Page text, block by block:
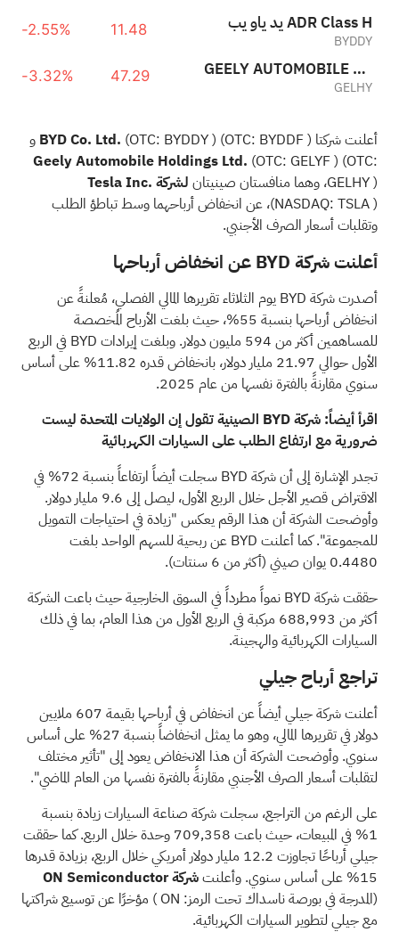
بي واي دي ADR Class H
BYDDY
11.48
-2.55%
GEELY AUTOMOBILE HOLDINGS LIMITED SPON ADS EACH REP 20 ORD
GELHY
47.29
-3.32%
أعلنت شركتا BYD Co. Ltd. (OTC: BYDDY) (OTC: BYDDF) و
Geely Automobile Holdings Ltd. (OTC: GELYF) (OTC:
GELHY)، وهما منافستان صينيتان
لشركة Tesla Inc.
(NASDAQ: TSLA
)، عن انخفاض أرباحهما وسط تباطؤ الطلب
وتقلبات أسعار الصرف الأجنبي.
أعلنت شركة BYD عن انخفاض أرباحها
أصدرت شركة BYD يوم الثلاثاء تقريرها المالي الفصلي، مُعلنةً عن
انخفاض أرباحها بنسبة 55%، حيث بلغت الأرباح المُخصصة
للمساهمين أكثر من 594 مليون دولار. وبلغت إيرادات BYD في الربع
الأول حوالي 21.97 مليار دولار، بانخفاض قدره 11.82% على أساس
سنوي مقارنةً بالفترة نفسها من عام 2025.
اقرأ أيضاً:
شركة BYD الصينية تقول إن الولايات المتحدة ليست
ضرورية مع ارتفاع الطلب على السيارات الكهربائية
تجدر الإشارة إلى أن شركة BYD سجلت أيضاً ارتفاعاً بنسبة 72% في
الاقتراض قصير الأجل خلال الربع الأول، ليصل إلى 9.6 مليار دولار.
وأوضحت الشركة أن هذا الرقم يعكس "زيادة في احتياجات التمويل
للمجموعة". كما أعلنت BYD عن ربحية للسهم الواحد بلغت
0.4480 يوان صيني (أكثر من 6 سنتات).
حققت شركة BYD نمواً مطرداً في السوق الخارجية حيث
باعت الشركة
أكثر من 688,993 مركبة
في الربع الأول من هذا العام، بما في ذلك
السيارات الكهربائية والهجينة.
تراجع أرباح جيلي
أعلنت شركة جيلي أيضاً عن انخفاض في أرباحها بقيمة 607 ملايين
دولار في تقريرها المالي، وهو ما يمثل انخفاضاً بنسبة 27% على أساس
سنوي. وأوضحت الشركة أن هذا الانخفاض يعود إلى "تأثير مختلف
لتقلبات أسعار الصرف الأجنبي مقارنةً بالفترة نفسها من العام الماضي".
على الرغم من التراجع، سجلت شركة صناعة السيارات زيادة بنسبة
1% في المبيعات، حيث باعت 709,358 وحدة خلال الربع. كما حققت
جيلي أرباحًا تجاوزت 12.2 مليار دولار أمريكي خلال الربع، بزيادة قدرها
15% على أساس سنوي. وأعلنت
شركة ON Semiconductor
(المدرجة في بورصة ناسداك تحت الرمز: ON ) مؤخرًا عنتوسيع شراكتها
مع جيلي لتطوير السيارات الكهربائية.